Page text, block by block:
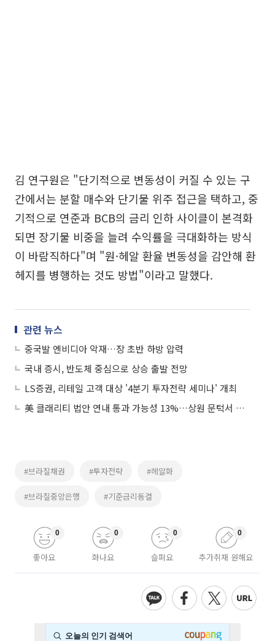
김 연구원은 "단기적으로 변동성이 커질 수 있는 구
간에서는 분할 매수와 단기물 위주 접근을 택하고, 중
기적으로 연준과 BCB의 금리 인하 사이클이 본격화
되면 장기물 비중을 늘려 수익률을 극대화하는 방식
이 바람직하다"며 "원·헤알 환율 변동성을 감안해 환
헤지를 병행하는 것도 방법"이라고 말했다.
관련 뉴스
중국발 엔비디아 악재…장 초반 하방 압력
국내 증시, 반도체 중심으로 상승 출발 전망
LS증권, 리테일 고객 대상 '4분기 투자전략 세미나' 개최
美 클래리티 법안 연내 통과 가능성 13%…상원 문턱서 제동
#브라질채권 #투자전략 #헤알화
#브라질중앙은행 #기준금리동결
좋아요
0
화나요
0
슬퍼요
0
추가취재 원해요
0